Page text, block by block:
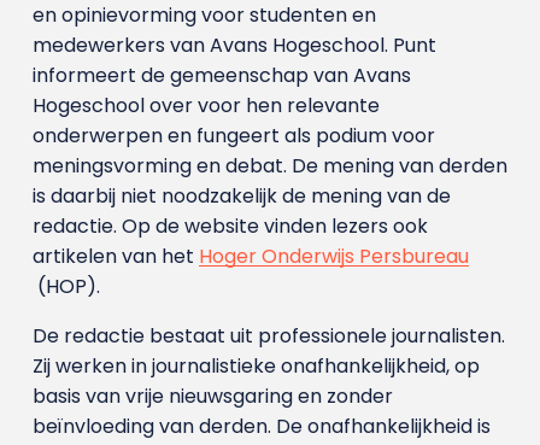
en opinievorming voor studenten en
medewerkers van Avans Hoge­school. Punt
informeert de gemeenschap van Avans
Hogeschool over voor hen relevante
onderwerpen en fungeert als podium voor
meningsvorming en debat. De mening van derden
is daarbij niet noodzakelijk de mening van de
redactie. Op de website vinden lezers ook
artikelen van het Hoger Onderwijs Persbureau
(HOP).
De redactie bestaat uit professionele journalisten.
Zij werken in journalistieke onafhankelijkheid, op
basis van vrije nieuwsgaring en zonder
beïnvloeding van derden. De onafhankelijkheid is